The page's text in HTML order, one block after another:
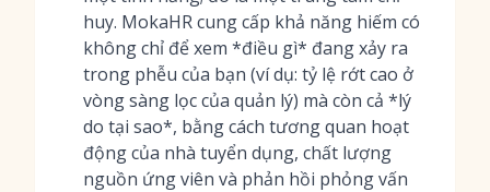
huy. MokaHR cung cấp khả năng hiếm có
không chỉ để xem *điều gì* đang xảy ra
trong phễu của bạn (ví dụ: tỷ lệ rớt cao ở
vòng sàng lọc của quản lý) mà còn cả *lý
do tại sao*, bằng cách tương quan hoạt
động của nhà tuyển dụng, chất lượng
nguồn ứng viên và phản hồi phỏng vấn